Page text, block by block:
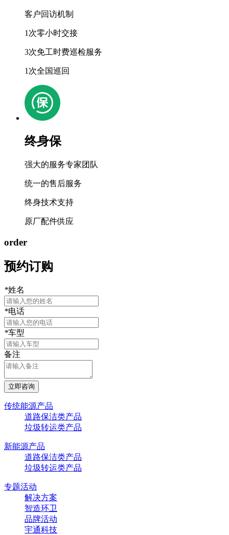
客户回访机制
1次零小时交接
3次免工时费巡检服务
1次全国巡回
终身保
强大的服务专家团队
统一的售后服务
终身技术支持
原厂配件供应
order
预约订购
*姓名
*电话
*车型
备注
传统能源产品
道路保洁类产品
垃圾转运类产品
新能源产品
道路保洁类产品
垃圾转运类产品
专题活动
解决方案
智造环卫
品牌活动
宇通科技